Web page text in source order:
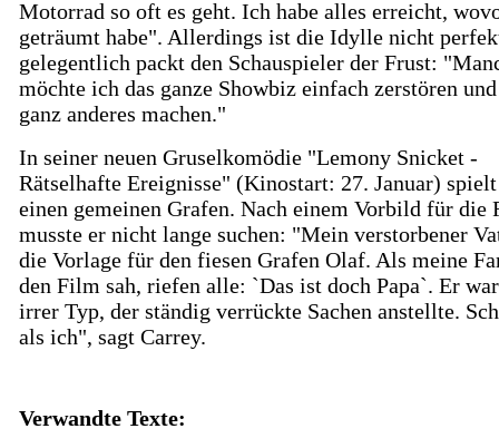
Motorrad so oft es geht. Ich habe alles erreicht,
geträumt habe". Allerdings ist die Idylle nicht
gelegentlich packt den Schauspieler der Frust:
möchte ich das ganze Showbiz einfach zerstören
ganz anderes machen."
In seiner neuen Gruselkomödie "Lemony Snicket -
Rätselhafte Ereignisse" (Kinostart: 27. Januar)
einen gemeinen Grafen. Nach einem Vorbild für die
musste er nicht lange suchen: "Mein verstorbener
die Vorlage für den fiesen Grafen Olaf. Als meine
den Film sah, riefen alle: `Das ist doch Papa`. Er
irrer Typ, der ständig verrückte Sachen anstellte.
als ich", sagt Carrey.
Verwandte Texte: